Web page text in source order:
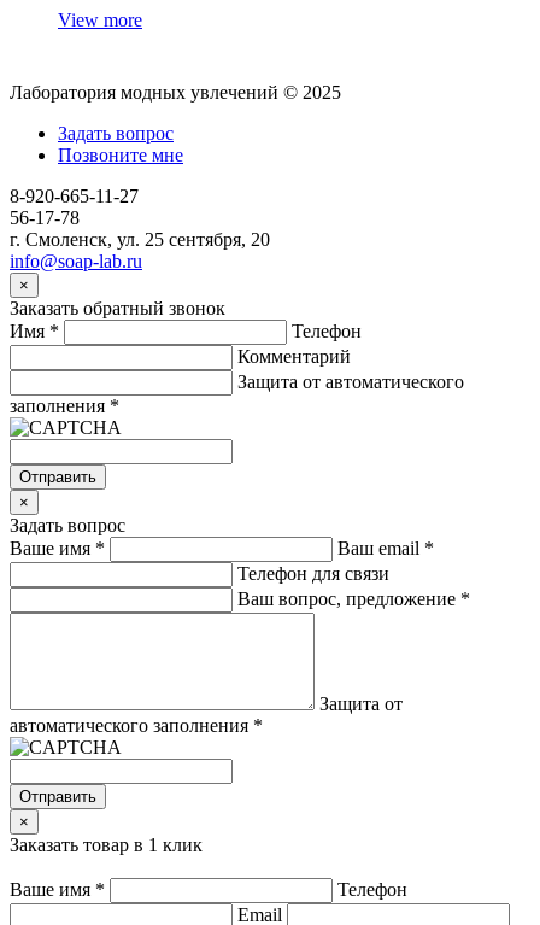
View more
Лаборатория модных увлечений © 2025
Задать вопрос
Позвоните мне
8-920-665-11-27
56-17-78
г. Смоленск, ул. 25 сентября, 20
info@soap-lab.ru
×
Заказать обратный звонок
Имя *
Телефон
Комментарий
Защита от автоматического
заполнения *
Отправить
×
Задать вопрос
Ваше имя * Ваш email *
Телефон для связи
Ваш вопрос, предложение *
Защита от
автоматического заполнения *
Отправить
×
Заказать товар в 1 клик
Ваше имя *
Телефон
Email